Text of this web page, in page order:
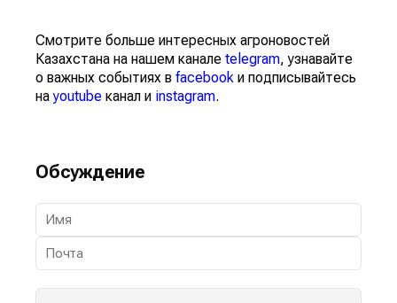
Смотрите больше интересных агроновостей
Казахстана на нашем канале telegram, узнавайте
о важных событиях в facebook и подписывайтесь
наyoutube канал и instagram.
Обсуждение